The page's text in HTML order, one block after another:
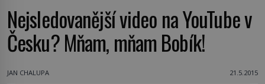
Nejsledovanější video na YouTube v
Česku? Mňam, mňam Bobík!
JAN CHALUPA 21.5.2015